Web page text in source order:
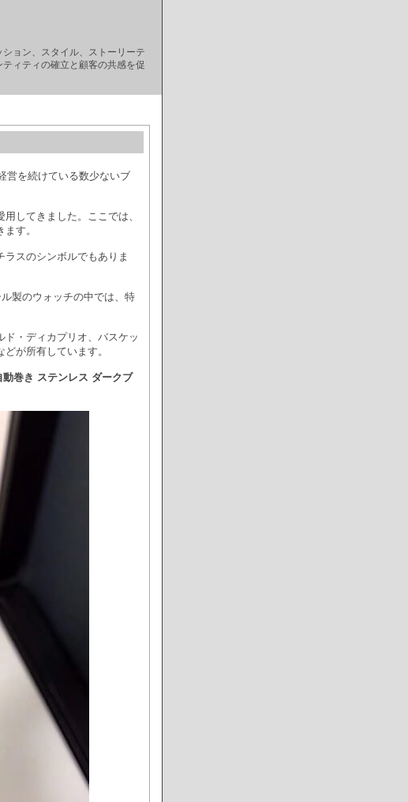
ョン、スタイル、ストーリーテ
ィティの確立と顧客の共感を促
営を続けている数少ないブ
してきました。ここでは、
す。
スのシンボルでもありま
製のウォッチの中では、特
・ディカプリオ、バスケッ
が所有しています。
巻き ステンレス ダークブ